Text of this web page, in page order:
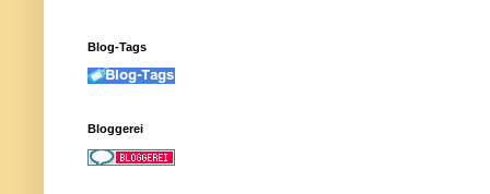
Blog-Tags
Bloggerei